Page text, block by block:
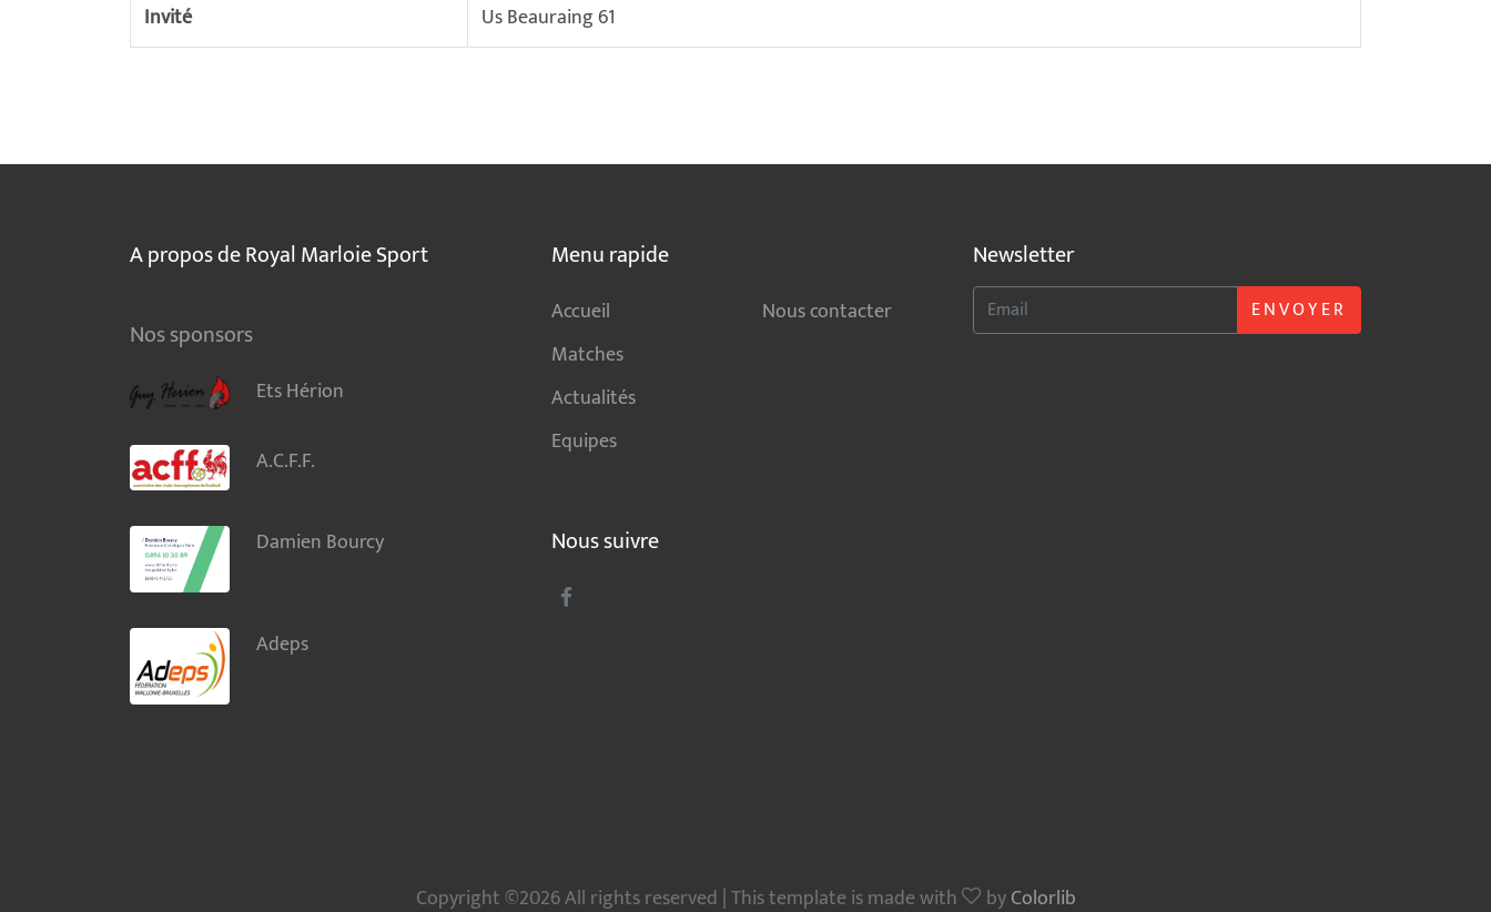
Invité
Us Beauraing 61
A propos de Royal Marloie Sport
Nos sponsors
Ets Hérion
A.C.F.F.
Damien Bourcy
Adeps
Menu rapide
Accueil
Matches
Actualités
Equipes
Nous contacter
Nous suivre
Newsletter
ENVOYER
Copyright ©2026 All rights reserved | This template is made with byColorlib